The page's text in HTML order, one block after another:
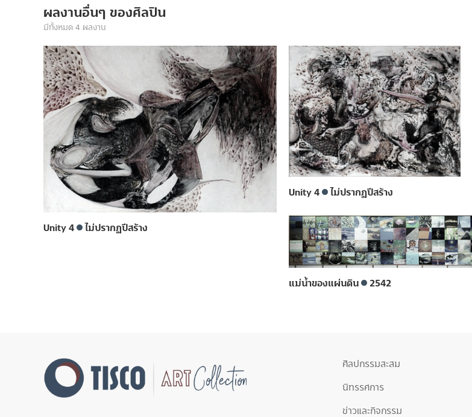
ผลงานอื่นๆ ของศิลปิน
มีทั้งหมด 4 ผลงาน
Unity 4 ไม่ปรากฏปีสร้าง
Unity 4 ไม่ปรากฏปีสร้าง
แม่น้ำของแผ่นดิน 2542
ศิลปกรรมสะสม
นิทรรศการ
ข่าวและกิจกรรม